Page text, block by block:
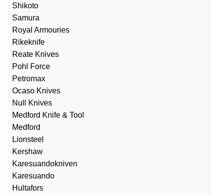
Shikoto
Samura
Royal Armouries
Rikeknife
Reate Knives
Pohl Force
Petromax
Ocaso Knives
Null Knives
Medford Knife & Tool
Medford
Lionsteel
Kershaw
Karesuandokniven
Karesuando
Hultafors